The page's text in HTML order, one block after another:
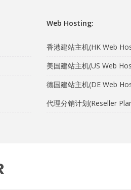
Web Hosting:
香港建站主机(HK Web
美国建站主机(US Web
德国建站主机(DE Web
代理分销计划(Reseller